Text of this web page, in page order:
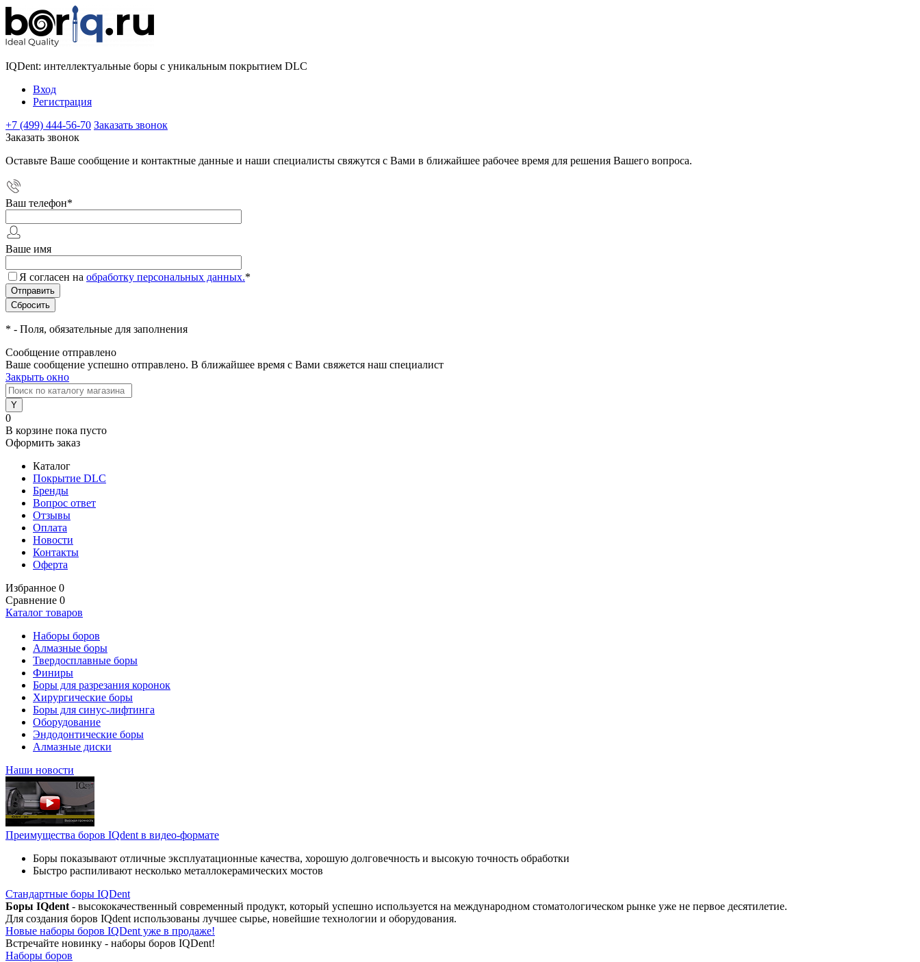
IQDent: интеллектуальные боры с уникальным покрытием DLC
Вход
Регистрация
+7 (499) 444-56-70 Заказать звонок
Заказать звонок
Оставьте Ваше сообщение и контактные данные и наши специалисты свяжутся с Вами в ближайшее рабочее время для решения Вашего вопроса.
Ваш телефон*
Ваше имя
Я согласен на обработку персональных данных.*
* - Поля, обязательные для заполнения
Сообщение отправлено
Ваше сообщение успешно отправлено. В ближайшее время с Вами свяжется наш специалист
Закрыть окно
0
В корзине пока пусто
Оформить заказ
Каталог
Покрытие DLC
Бренды
Вопрос ответ
Отзывы
Оплата
Новости
Контакты
Оферта
Избранное 0
Сравнение 0
Каталог товаров
Наборы боров
Алмазные боры
Твердосплавные боры
Финиры
Боры для разрезания коронок
Хирургические боры
Боры для синус-лифтинга
Оборудование
Эндодонтические боры
Алмазные диски
Наши новости
Преимущества боров IQdent в видео-формате
Боры показывают отличные эксплуатационные качества, хорошую долговечность и высокую точность обработки
Быстро распиливают несколько металлокерамических мостов
Стандартные боры IQDent
Боры IQdent - высококачественный современный продукт, который успешно используется на международном стоматологическом рынке уже не первое десятилетие.
Для создания боров IQdent использованы лучшее сырье, новейшие технологии и оборудования.
Новые наборы боров IQDent уже в продаже!
Встречайте новинку - наборы боров IQDent!
Наборы боров